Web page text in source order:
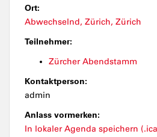
Ort:
Abwechselnd, Zürich, Zürich
Teilnehmer:
Zürcher Abendstamm
Kontaktperson:
admin
Anlass vormerken:
In lokaler Agenda speichern